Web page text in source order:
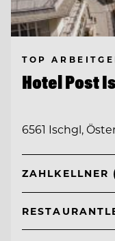
TOP
Hotel Post
6561 Ischgl,
ZAHLKELLNER